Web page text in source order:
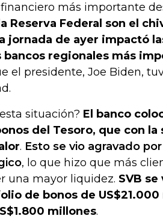
más importante
Reserva Federal son el
jornada de ayer impactó
bancos regionales más
el presidente, Joe Biden,
situación? El banco
del Tesoro, que con la
. Esto se vio agravado
, lo que hizo que más
una mayor liquidez. SVB
de bonos de
millones.